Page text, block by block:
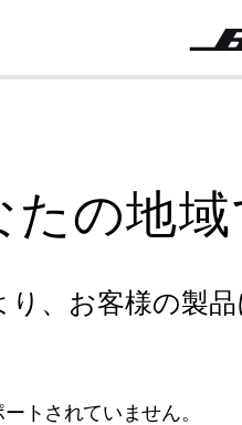
たの地
、お客様の製
トされていません。